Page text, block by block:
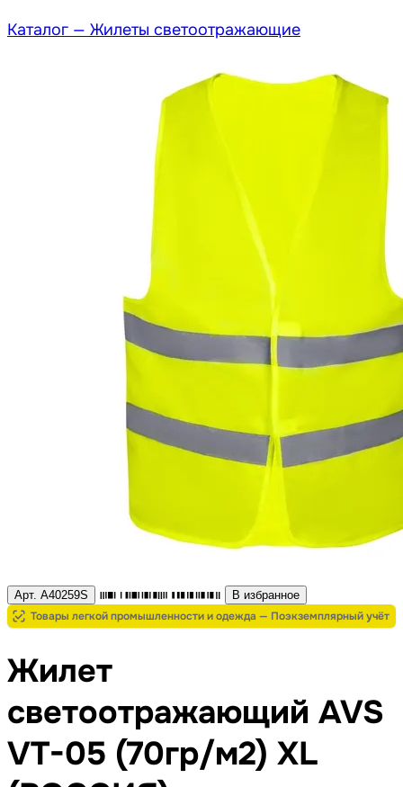
Каталог — Жилеты светоотражающие
Арт. A40259S В избранное
Товары легкой промышленности и одежда — Поэкземплярный учёт
Жилет
светоотражающий AVS
VT-05 (70гр/м2) XL